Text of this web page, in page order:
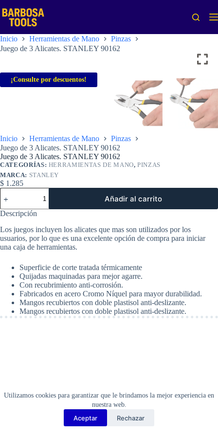
al
contenido
Utilizamos cookies para garantizar que le brindamos la mejor experiencia en
nuestra web.
Aceptar Rechazar
Inicio Herramientas de Mano
Pinzas
Juego de 3 Alicates. STANLEY 90162
¡Consulte por descuentos!
Inicio Herramientas de Mano
Pinzas
Juego de 3 Alicates. STANLEY 90162
Juego de 3 Alicates. STANLEY 90162
CATEGORÍAS: HERRAMIENTAS DE MANO,PINZAS
MARCA: STANLEY
$ 1.285
Juego
de
3
Alicates.
90162
cantidad
Añadir al carrito
Descripción
Los juegos incluyen los alicates que mas son utilizados por los
usuarios, por lo que es una excelente opción de compra para iniciar
una caja de herramientas.
Superficie de corte tratada térmicamente
Quijadas maquinadas para mejor agarre.
Con recubrimiento anti-corrosión.
Fabricados en acero Cromo Níquel para mayor durabilidad.
Mangos recubiertos con doble plastisol anti-deslizante.
Mangos recubiertos con doble plastisol anti-deslizante.
Copyright Barbosa Tools©